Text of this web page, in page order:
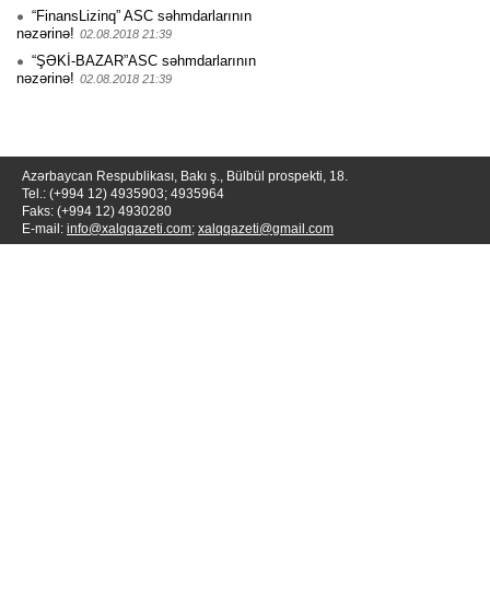
“FinansLizinq” ASC səhmdarlarının
nəzərinə! 02.08.2018 21:39
“ŞƏKİ-BAZAR”ASC səhmdarlarının
nəzərinə! 02.08.2018 21:39
Azərbaycan Respublikası, Bakı ş., Bülbül prospekti, 18.
Tel.: (+994 12) 4935903; 4935964
Faks: (+994 12) 4930280
E-mail: info@xalqqazeti.com; xalqqazeti@gmail.com